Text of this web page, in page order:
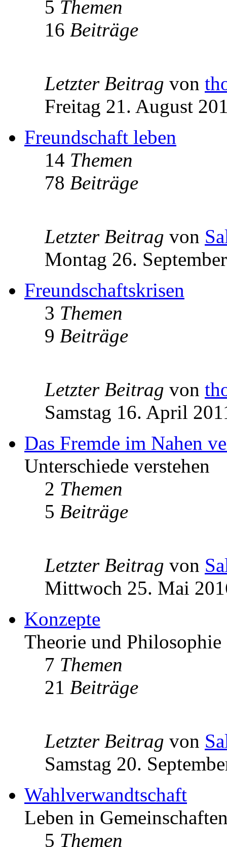
5 Themen
16 Beiträge
Letzter Beitrag von
Freitag 21. August
Freundschaft leben
14 Themen
78 Beiträge
Letzter Beitrag von
Montag 26.
Freundschaftskrisen
3 Themen
9 Beiträge
Letzter Beitrag von
Samstag 16. April
Das Fremde im Nahen
Unterschiede verstehen
2 Themen
5 Beiträge
Letzter Beitrag von
Mittwoch 25. Mai
Konzepte
Theorie und Philosophie
7 Themen
21 Beiträge
Letzter Beitrag von
Samstag 20.
Wahlverwandtschaft
Leben in
5 Themen